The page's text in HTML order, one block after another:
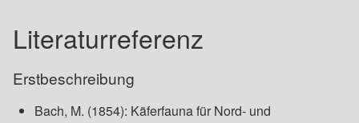
Literaturreferenz
Erstbeschreibung
Bach, M. (1854): Käferfauna für Nord- und